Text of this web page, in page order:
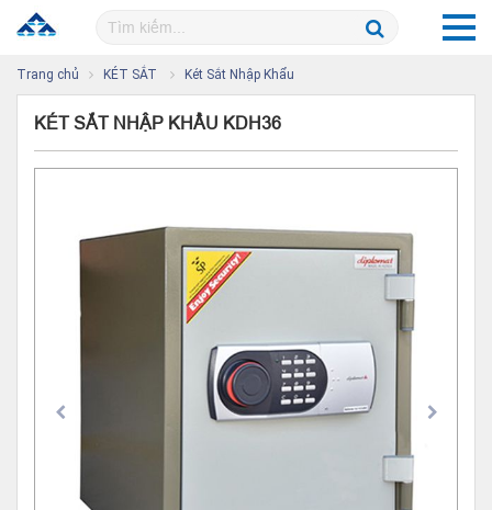
Trang chủ KÉT SẮT Két Sắt Nhập Khẩu
KÉT SẮT NHẬP KHẨU KDH36